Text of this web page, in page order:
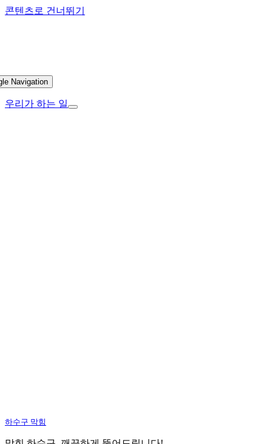
콘텐츠로 건너뛰기
Navigation
우리가 하는 일
하수구 막힘